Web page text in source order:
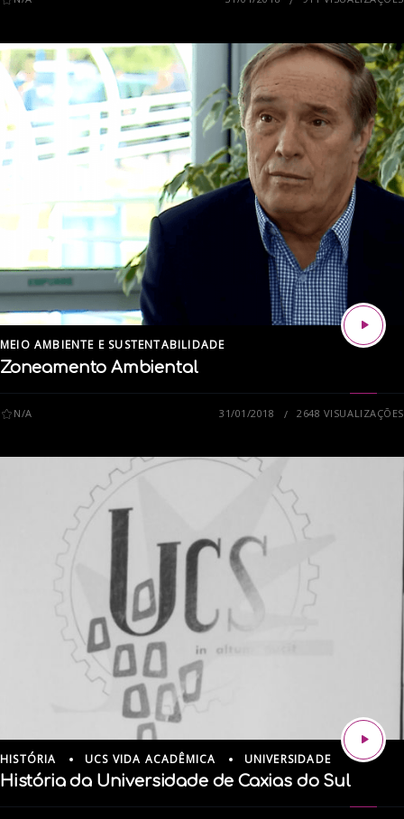
MEIO AMBIENTE E SUSTENTABILIDADE
Zoneamento Ambiental
N/A 31/01/2018 2648 VISUALIZAÇÕES
HISTÓRIA UCS VIDA ACADÊMICA UNIVERSIDADE
História da Universidade de Caxias do Sul